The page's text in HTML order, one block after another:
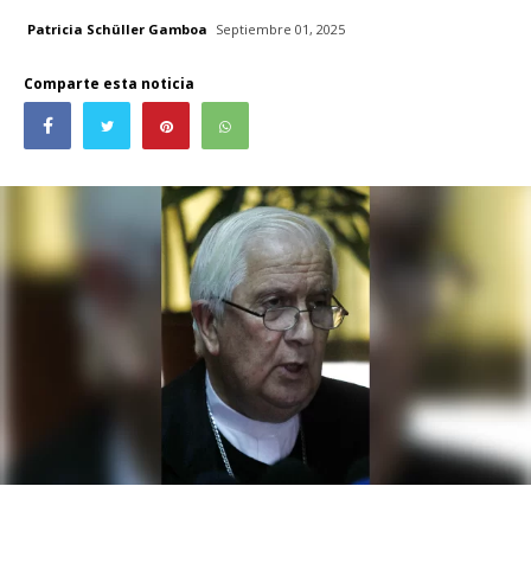
Patricia Schüller Gamboa Septiembre 01, 2025
Comparte esta noticia